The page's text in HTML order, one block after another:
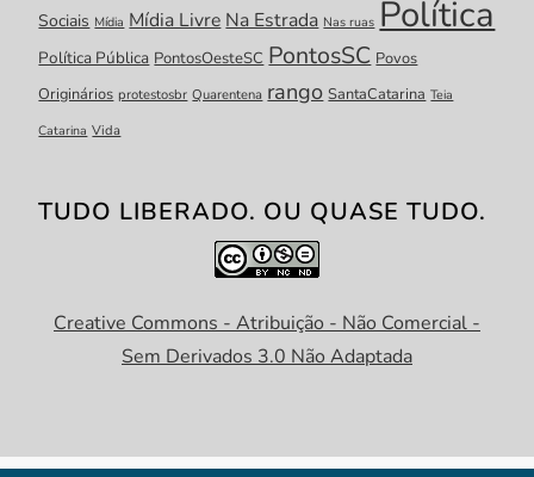
Sociais Mídia Mídia LivreNa Estrada Nas ruas Política
Política Pública PontosOesteSC PontosSC Povos
Originários protestosbr Quarentena rango SantaCatarina Teia
Catarina Vida
TUDO LIBERADO. OU QUASE TUDO.
Creative Commons - Atribuição - Não Comercial -
Sem Derivados 3.0 Não Adaptada